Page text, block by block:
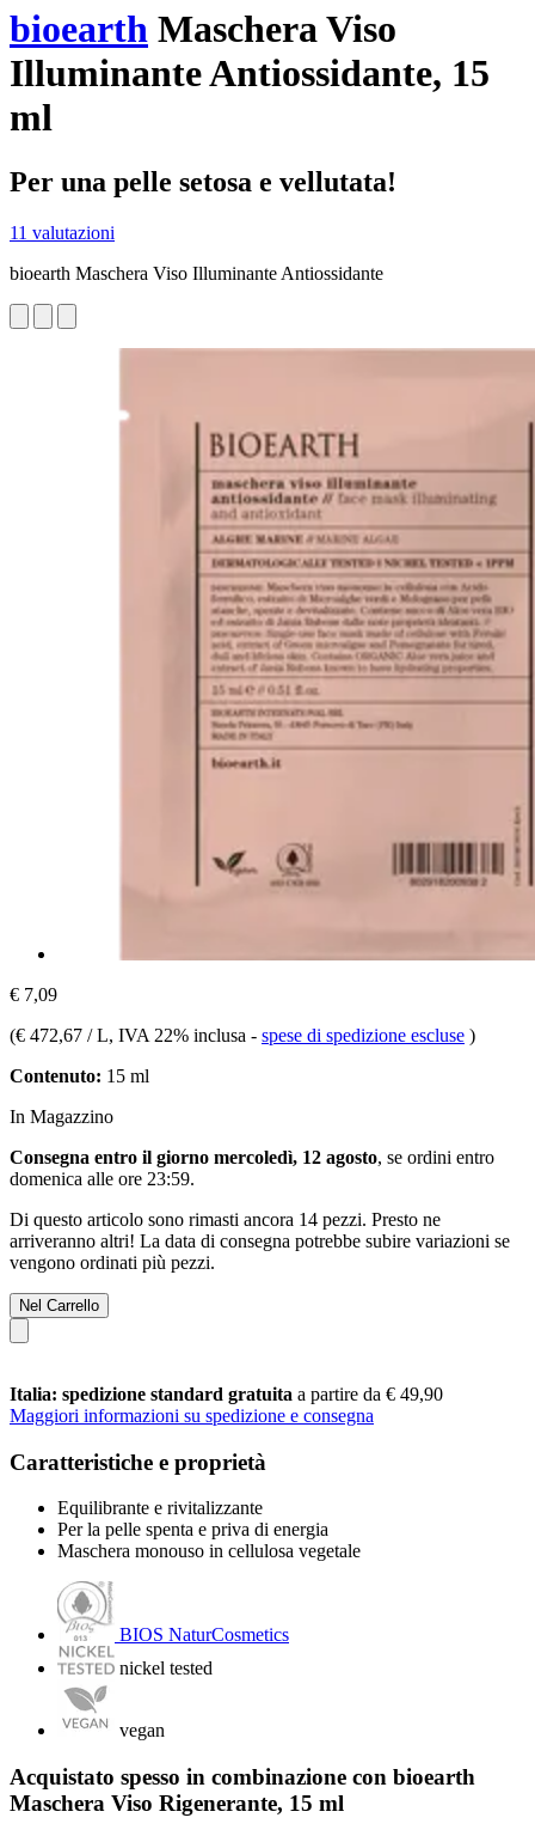
bioearth Maschera Viso
Illuminante Antiossidante, 15
ml
Per una pelle setosa e vellutata!
11 valutazioni
bioearth Maschera Viso Illuminante Antiossidante
€ 7,09
(€ 472,67 / L, IVA 22% inclusa - spese di spedizione escluse )
Contenuto: 15 ml
In Magazzino
Consegna entro il giorno mercoledì, 12 agosto, se ordini entro
domenica alle ore 23:59.
Di questo articolo sono rimasti ancora 14 pezzi. Presto ne
arriveranno altri! La data di consegna potrebbe subire variazioni se
vengono ordinati più pezzi.
Nel Carrello
Italia: spedizione standard gratuita a partire da € 49,90
Maggiori informazioni su spedizione e consegna
Caratteristiche e proprietà
Equilibrante e rivitalizzante
Per la pelle spenta e priva di energia
Maschera monouso in cellulosa vegetale
BIOS NaturCosmetics
nickel tested
vegan
Acquistato spesso in combinazione con bioearth
Maschera Viso Rigenerante, 15 ml